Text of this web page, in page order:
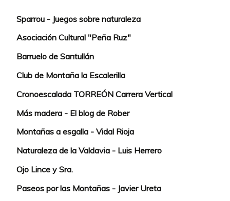
Sparrou - Juegos sobre naturaleza
Asociación Cultural "Peña Ruz"
Barruelo de Santullán
Club de Montaña la Escalerilla
Cronoescalada TORREÓN Carrera Vertical
Más madera - El blog de Rober
Montañas a esgalla - Vidal Rioja
Naturaleza de la Valdavia - Luis Herrero
Ojo Lince y Sra.
Paseos por las Montañas - Javier Ureta